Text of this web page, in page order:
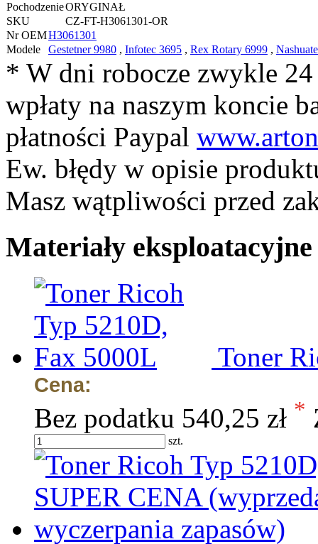
PochodzenieORYGINAŁ
SKU
CZ-FT-H3061301-OR
Nr OEMH3061301
Modele
Gestetner 9980 , Infotec 3695 , Rex Rotary 6999 ,
* W dni robocze zwykle
wpłaty na naszym koncie
płatności Paypal
Ew. błędy w opisie
Masz wątpliwości przed
Materiały
Toner
Cena:
Bez podatku 540,25 zł *
szt.